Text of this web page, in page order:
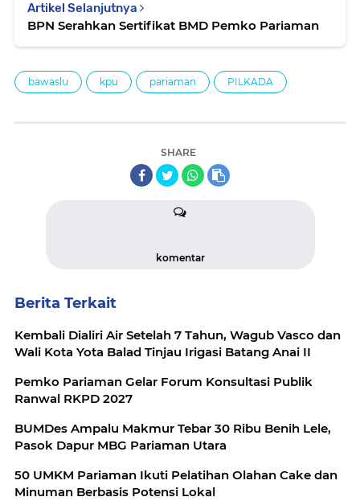
Artikel Selanjutnya
BPN Serahkan Sertifikat BMD Pemko Pariaman
bawaslu kpu pariaman PILKADA
SHARE
komentar
Berita Terkait
Kembali Dialiri Air Setelah 7 Tahun, Wagub Vasco dan
Wali Kota Yota Balad Tinjau Irigasi Batang Anai II
Pemko Pariaman Gelar Forum Konsultasi Publik
Ranwal RKPD 2027
BUMDes Ampalu Makmur Tebar 30 Ribu Benih Lele,
Pasok Dapur MBG Pariaman Utara
50 UMKM Pariaman Ikuti Pelatihan Olahan Cake dan
Minuman Berbasis Potensi Lokal